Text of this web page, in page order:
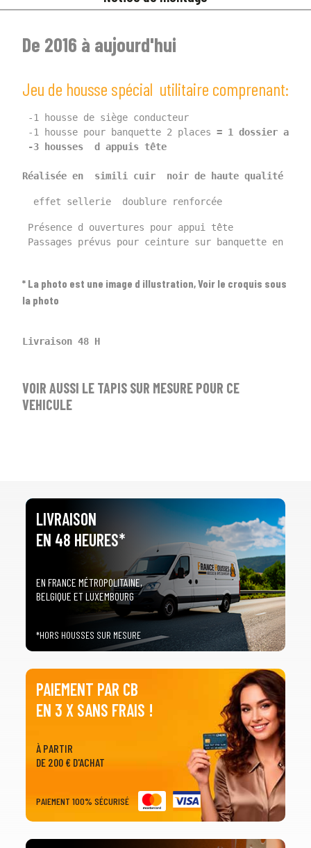
SÉLECTIONNEZ LA MARQUE DE VOTRE VÉHICULE
PRÉCISEZ LE MODÈLE
De 2016 à aujourd'hui
Jeu de housse spécial utilitaire comprenant:
-1 housse de siège conducteur
-1 housse pour banquette 2 places = 1
dossier
-3 housses  d appuis tête
Réalisée en  simili cuir  noir de haute qualité
effet sellerie  doublure renforcée
Présence d ouvertures pour appui tête
Passages prévus pour ceinture sur banquette en
* La photo est une image d illustration, Voir le croquis sous
la photo
Livraison 48 H
VOIR AUSSI LE TAPIS SUR MESURE POUR CE
VEHICULE
LIVRAISON
EN 48 HEURES*
EN FRANCE MÉTROPOLITAINE,
BELGIQUE ET LUXEMBOURG
*HORS HOUSSES SUR MESURE
PAIEMENT PAR CB
EN 3 X SANS FRAIS !
À PARTIR
DE 200 € D'ACHAT
PAIEMENT 100% SÉCURISÉ